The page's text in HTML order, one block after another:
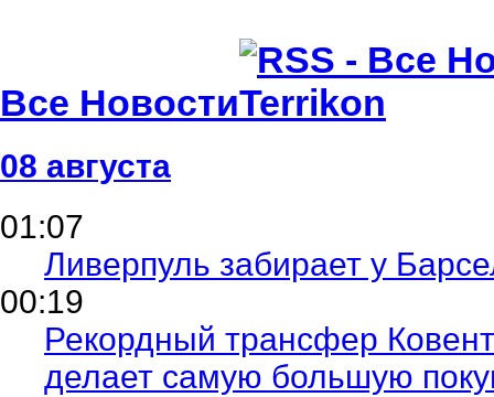
Все Новости
08 августа
01:07
Ливерпуль забирает у
00:19
Рекордный трансфер
делает самую большую